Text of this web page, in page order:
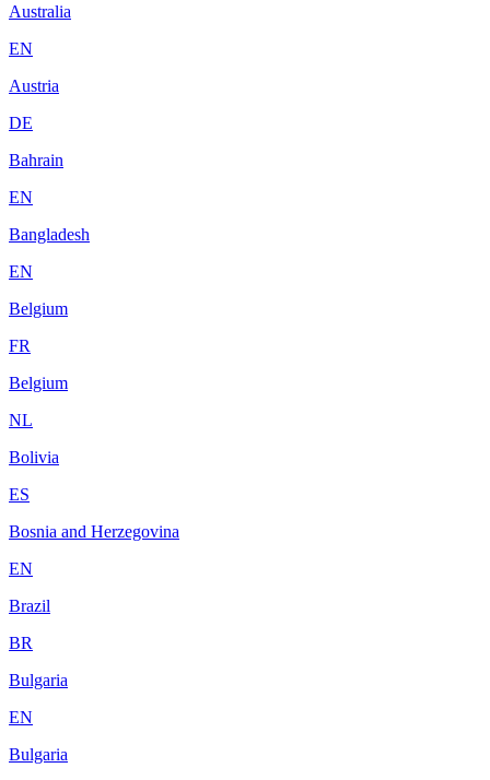
Australia
EN
Austria
DE
Bahrain
EN
Bangladesh
EN
Belgium
FR
Belgium
NL
Bolivia
ES
Bosnia and Herzegovina
EN
Brazil
BR
Bulgaria
EN
Bulgaria